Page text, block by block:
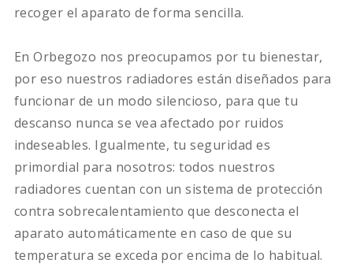
recoger el aparato de forma sencilla.
En Orbegozo nos preocupamos por tu bienestar,
por eso nuestros radiadores están diseñados para
funcionar de un modo silencioso, para que tu
descanso nunca se vea afectado por ruidos
indeseables. Igualmente, tu seguridad es
primordial para nosotros: todos nuestros
radiadores cuentan con un sistema de protección
contra sobrecalentamiento que desconecta el
aparato automáticamente en caso de que su
temperatura se exceda por encima de lo habitual.